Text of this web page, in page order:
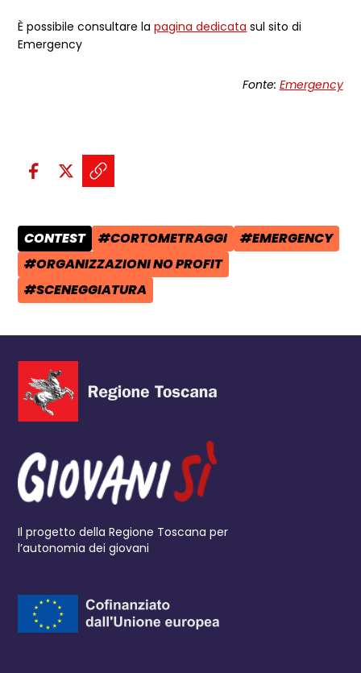
È possibile consultare lapagina dedicata sul sito di
Emergency
Fonte: Emergency
Condividi sui social:
Condividi su Facebook - apre
Condividi su X - apre una
Copia il link e condividi -
CATEGORIA POST:
CONTEST TAG:
#CORTOMETRAGGI TAG:
#EMERGENCY
TAG:
#ORGANIZZAZIONI NO PROFIT
TAG:
#SCENEGGIATURA
Il progetto della Regione Toscana per
l’autonomia dei giovani